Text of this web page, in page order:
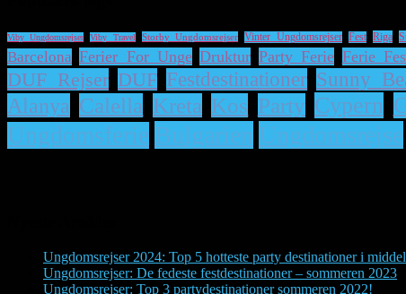
Viby Ungdomsrejser Viby Travel Storby Ungdomsrejser Vinter Ungdomsrejser Fest Riga
Barcelona Ferier For Unge Druktur Party Ferie Ferie
DUF Rejser DUF Festdestinationer Sunny
Alanya Calella Kreta Kos Party Cypern
Ungdomsferie Bulgarien Ungdomsrejse
Ungdomsrejser 2024: Top 5 hotteste party destinationer i
Ungdomsrejser: De fedeste festdestinationer – sommeren 2023
Ungdomsrejser: Top 3 partydestinationer sommeren 2022!